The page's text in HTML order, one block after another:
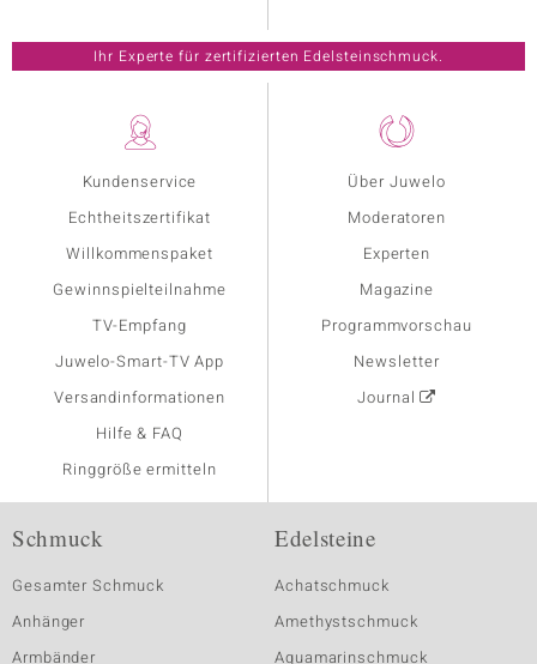
Kundenservice
Echtheitszertifikat
Willkommenspaket
Gewinnspielteilnahme
TV-Empfang
Juwelo-Smart-TV App
Versandinformationen
Hilfe & FAQ
Ringgröße ermitteln
Über Juwelo
Moderatoren
Experten
Magazine
Programmvorschau
Newsletter
Journal
Ihr Experte für zertifizierten Edelsteinschmuck.
Schmuck
Gesamter Schmuck
Anhänger
Armbänder
Edelsteine
Achatschmuck
Amethystschmuck
Aquamarinschmuck